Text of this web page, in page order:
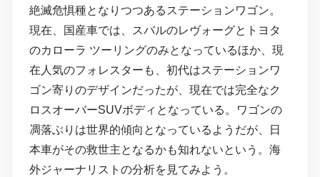
絶滅危惧種となりつつあるステーションワゴン。
現在、国産車では、スバルのレヴォーグとトヨタ
のカローラ ツーリングのみとなっているほか、現
在人気のフォレスターも、初代はステーションワ
ゴン寄りのデザインだったが、現在では完全なク
ロスオーバーSUVボディとなっている。ワゴンの
凋落ぶりは世界的傾向となっているようだが、日
本車がその救世主となるかも知れないという。海
外ジャーナリストの分析を見てみよう。